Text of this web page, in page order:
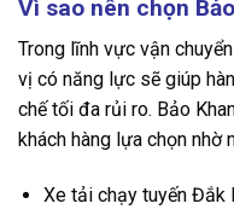
Vì sao nên chọn
Trong lĩnh vực vận
vị có năng lực sẽ giúp
chế tối đa rủi ro. Bảo
khách hàng lựa chọn nhờ
Xe tải chạy tuyến Đắk